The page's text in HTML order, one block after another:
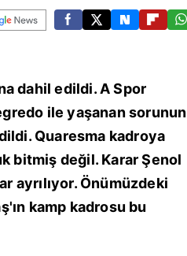
dahil edildi. A Spor
ile yaşanan sorunun
Quaresma kadroya
bitmiş değil. Karar Şenol
ayrılıyor. Önümüzdeki
kamp kadrosu bu